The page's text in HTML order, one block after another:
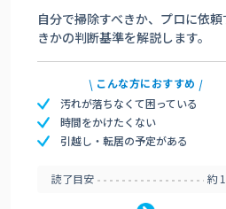
自分で掃除すべきか、プロに依頼
きかの判断基準を解説します。
こんな方におすすめ
汚れが落ちなくて困っている
時間をかけたくない
引越し・転居の予定がある
読了目安 約